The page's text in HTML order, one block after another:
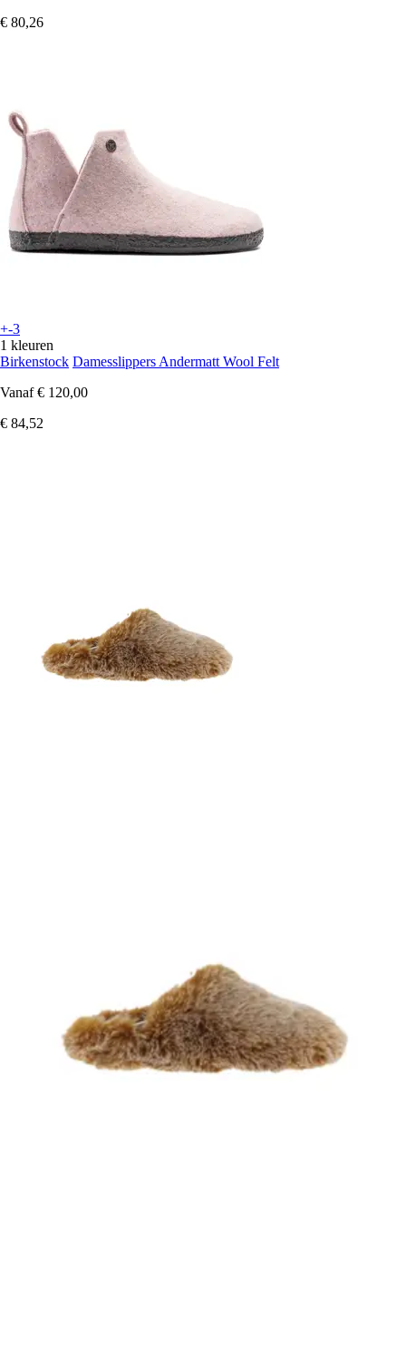
€ 80,26
+-3
1 kleuren
Birkenstock Damesslippers Andermatt Wool Felt
Vanaf € 120,00
€ 84,52